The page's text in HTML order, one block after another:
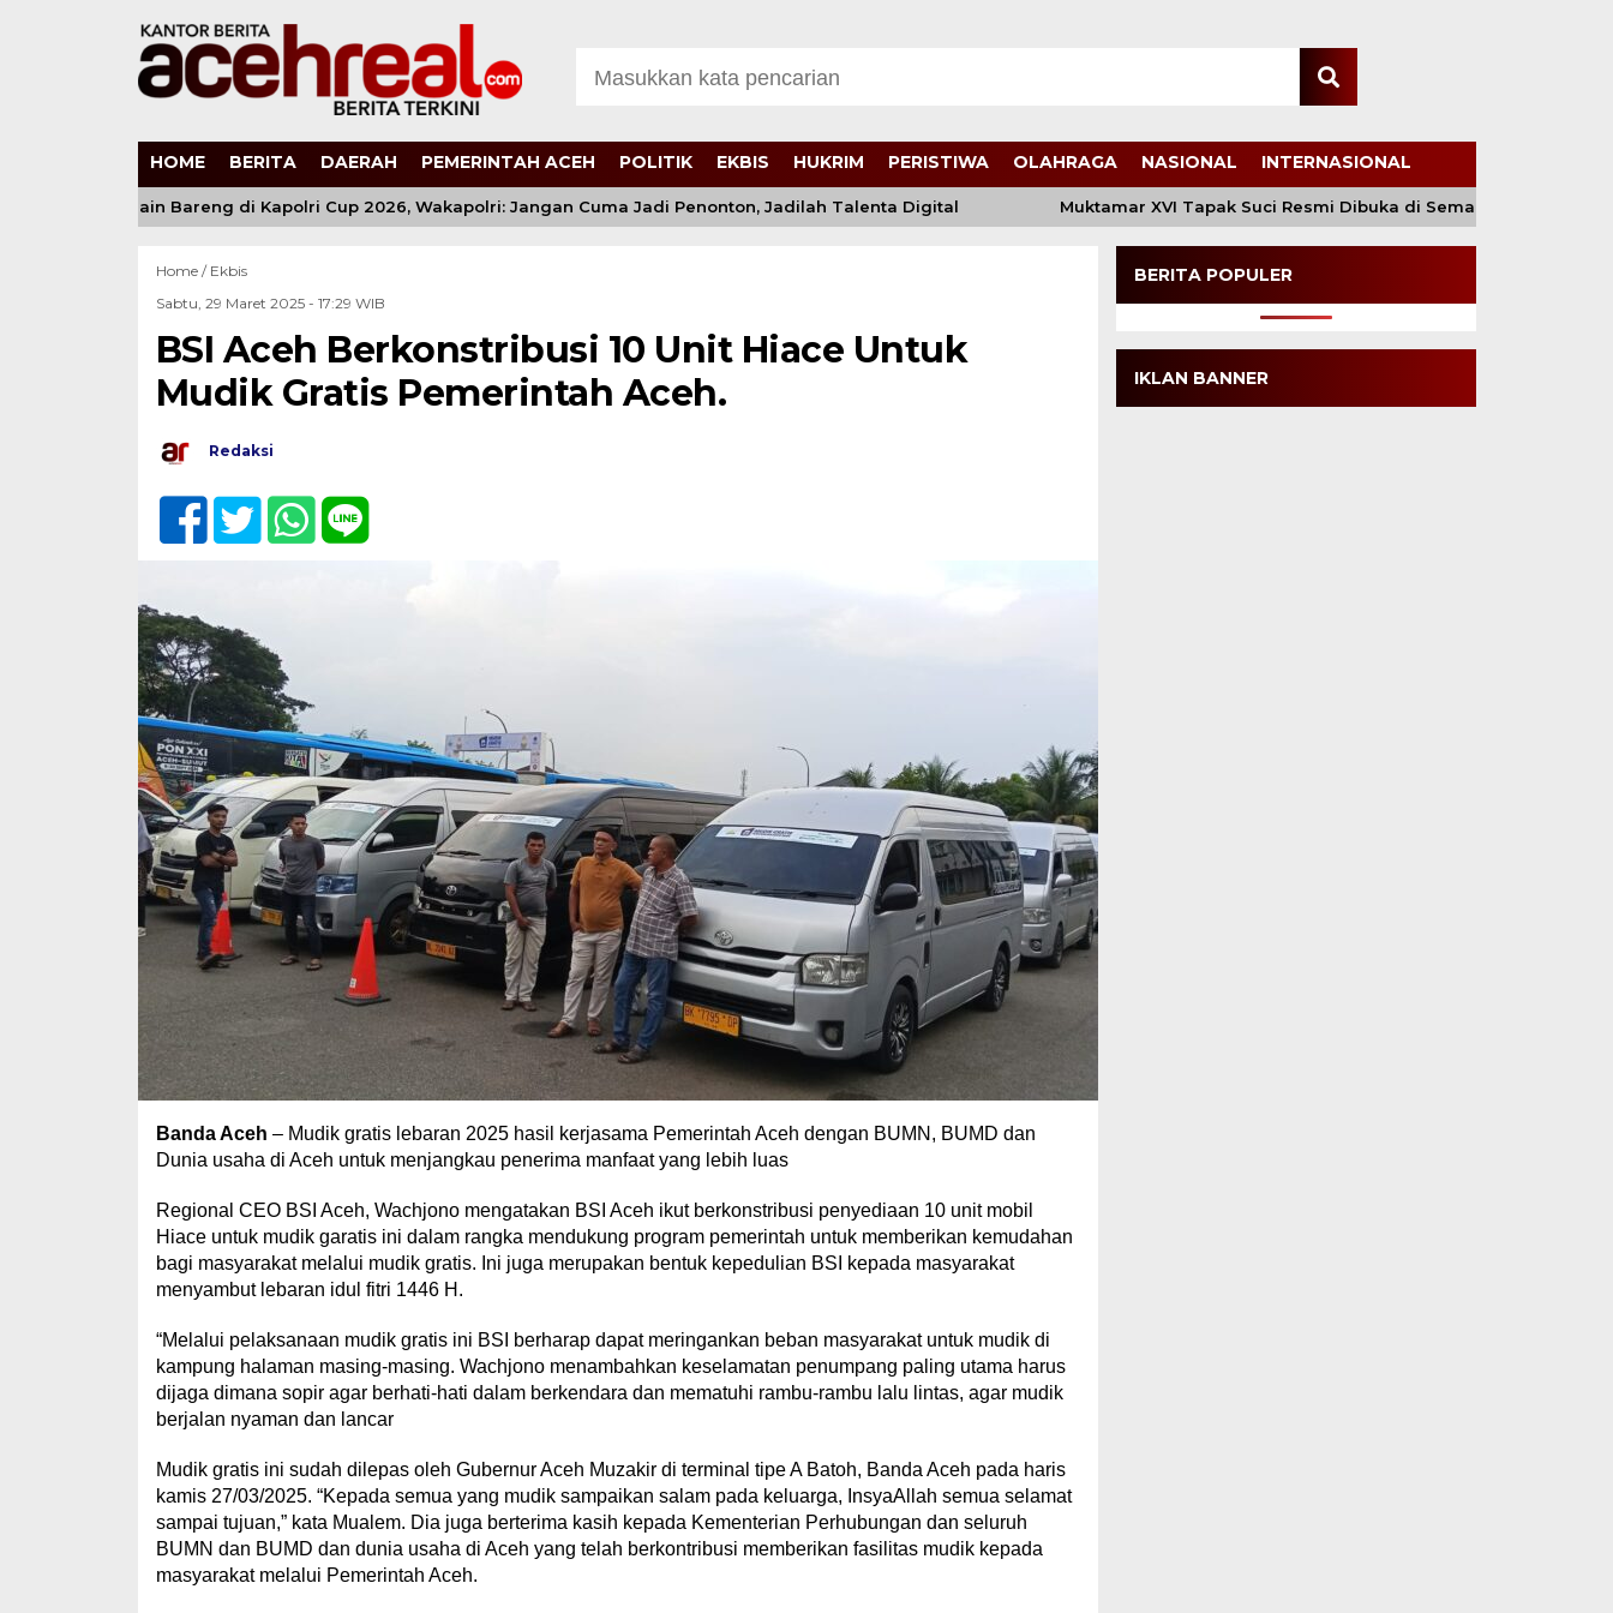
HOME BERITA DAERAH PEMERINTAH ACEH POLITIK EKBIS HUKRIM PERISTIWA OLAHRAGA NASIONAL INTERNASIONAL
Anak Muda Main Bareng di Kapolri Cup 2026, Wakapolri: Jangan Cuma Jadi Penonton, Jadilah Talenta Digital Muktamar XVI Tapak Suci Resmi Dibuka di Semarang, Kapolri
Home / Ekbis
Sabtu, 29 Maret 2025 - 17:29 WIB
BSI Aceh Berkonstribusi 10 Unit Hiace Untuk
Mudik Gratis Pemerintah Aceh.
Redaksi
Banda Aceh – Mudik gratis lebaran 2025 hasil kerjasama Pemerintah Aceh dengan BUMN, BUMD dan
Dunia usaha di Aceh untuk menjangkau penerima manfaat yang lebih luas
Regional CEO BSI Aceh, Wachjono mengatakan BSI Aceh ikut berkonstribusi penyediaan 10 unit mobil
Hiace untuk mudik garatis ini dalam rangka mendukung program pemerintah untuk memberikan kemudahan
bagi masyarakat melalui mudik gratis. Ini juga merupakan bentuk kepedulian BSI kepada masyarakat
menyambut lebaran idul fitri 1446 H.
“Melalui pelaksanaan mudik gratis ini BSI berharap dapat meringankan beban masyarakat untuk mudik di
kampung halaman masing-masing. Wachjono menambahkan keselamatan penumpang paling utama harus
dijaga dimana sopir agar berhati-hati dalam berkendara dan mematuhi rambu-rambu lalu lintas, agar mudik
berjalan nyaman dan lancar
Mudik gratis ini sudah dilepas oleh Gubernur Aceh Muzakir di terminal tipe A Batoh, Banda Aceh pada haris
kamis 27/03/2025. “Kepada semua yang mudik sampaikan salam pada keluarga, InsyaAllah semua selamat
sampai tujuan,” kata Mualem. Dia juga berterima kasih kepada Kementerian Perhubungan dan seluruh
BUMN dan BUMD dan dunia usaha di Aceh yang telah berkontribusi memberikan fasilitas mudik kepada
masyarakat melalui Pemerintah Aceh.
BERITA POPULER
IKLAN BANNER